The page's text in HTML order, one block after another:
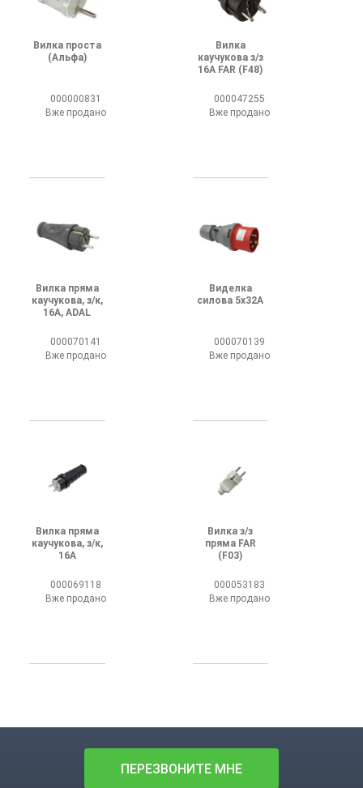
Вилка проста
(Альфа)
000000831
Вже продано
Вилка
каучукова з/з
16А FAR (F48)
000047255
Вже продано
Вилка пряма
каучукова, з/к,
16А, ADAL
000070141
Вже продано
Виделка
силова 5х32А
000070139
Вже продано
Вилка пряма
каучукова, з/к,
16А
000069118
Вже продано
Вилка з/з
пряма FAR
(F03)
000053183
Вже продано
ПЕРЕЗВОНИТЕ МНЕ